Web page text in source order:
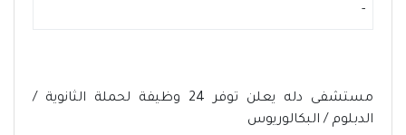
-
مستشفى دله يعلن توفر 24 وظيفة لحملة الثانوية /
الدبلوم / البكالوريوس